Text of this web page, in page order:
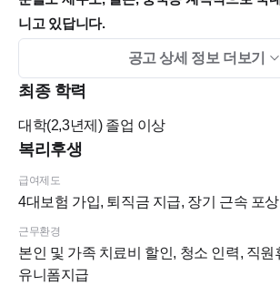
니고 있답니다.
처음 이 시스템에 적응하는게 쉽지 않을 수
분들은 나름 만족하고 다닙니다.
★ 근무조건(교정과)
1. 근무시간 : 평균 주30.25시간 / 평균 3.5일
3. 고정 휴무 : 수,금, (토 또는 일)
★ 1시간 30분의 충분한 점심시간 (점심 도시
제공)
공고 상세 정보 더보기
최종 학력
대학(2,3년제)졸업 이상
복리후생
급여제도
4대보험 가입, 퇴직금 지급, 장기 근속 포
근무환경
본인 및 가족 치료비 할인, 청소 인력, 직원
유니폼지급